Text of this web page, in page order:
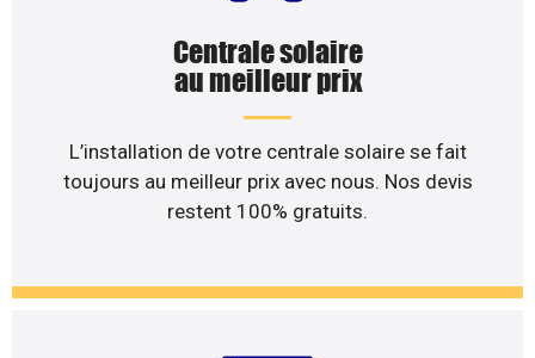
Centrale solaire
au meilleur prix
L’installation de votre centrale solaire se fait
toujours au meilleur prix avec nous. Nos devis
restent 100% gratuits.